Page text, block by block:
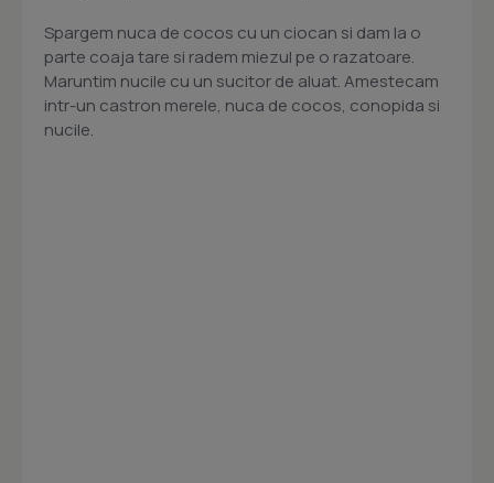
Spargem nuca de cocos cu un ciocan si dam la o
parte coaja tare si radem miezul pe o razatoare.
Maruntim nucile cu un sucitor de aluat. Amestecam
intr-un castron merele, nuca de cocos, conopida si
nucile.